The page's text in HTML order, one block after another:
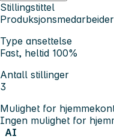
Stillingstittel
Produksjonsmedarbeider
Type ansettelse
Fast, heltid 100%
Antall stillinger
3
Mulighet for
Ingen mulighet for
AI